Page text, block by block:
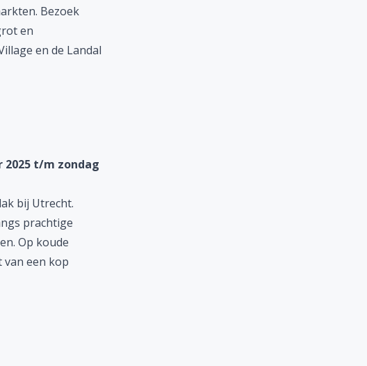
Bezoek
en
en de Landal
2025 t/m zondag
bij Utrecht.
prachtige
Op koude
een kop